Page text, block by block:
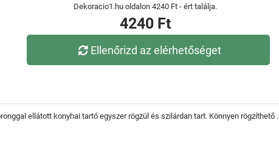
Dekoracio1.hu oldalon 4240 Ft - ért találja.
4240 Ft
Ellenőrizd az elérhetőséget
ellátott konyhai tartó egyszer rögzül és szilárdan tart. Könnyen rögzíthető .